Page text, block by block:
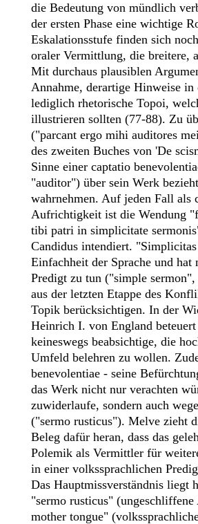
die Bedeutung von mündlich
der ersten Phase eine wichtige
Eskalationsstufe finden sich
oraler Vermittlung, die breitere,
Mit durchaus plausiblen
Annahme, derartige Hinweise
lediglich rhetorische Topoi,
illustrieren sollten (77-88). Zu
("parcant ergo mihi auditores
des zweiten Buches von 'De
Sinne einer captatio
"auditor") über sein Werk
wahrnehmen. Auf jeden Fall als
Aufrichtigkeit ist die Wendung
tibi patri in simplicitate
Candidus intendiert.
Einfachheit der Sprache und
Predigt zu tun ("simple
aus der letzten Etappe des
Topik berücksichtigen. In der
Heinrich I. von England
keineswegs beabsichtige, die
Umfeld belehren zu wollen.
benevolentiae - seine
das Werk nicht nur verachten
zuwiderlaufe, sondern auch
("sermo rusticus"). Melve zieht
Beleg dafür heran, dass das
Polemik als Vermittler für
in einer volkssprachlichen
Das Hauptmissverständnis liegt
"sermo rusticus"
mother tongue"